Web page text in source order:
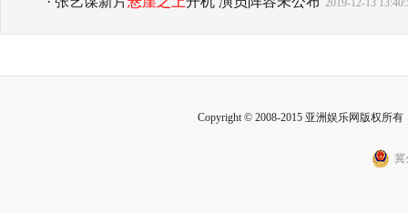
2019-12-13
Copyright © 2008-2015 亚洲娱乐网版权所
冀